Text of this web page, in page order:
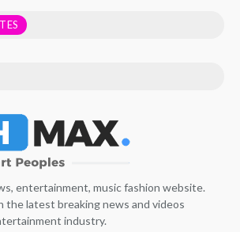
entertainment, music fashion website.
the latest breaking news and videos
industry.